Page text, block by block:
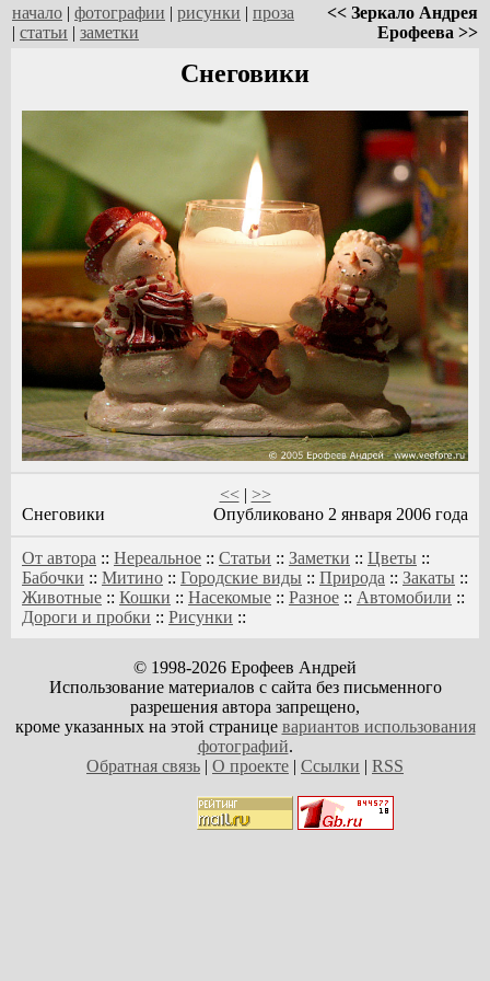
начало | фотографии | рисунки | проза
| статьи | заметки
<< Зеркало Андрея
Ерофеева >>
Снеговики
<<| >>
Снеговики
Опубликовано 2 января 2006 года
От автора :: Нереальное :: Статьи :: Заметки :: Цветы ::
Бабочки :: Митино :: Городские виды :: Природа :: Закаты ::
Животные :: Кошки :: Насекомые :: Разное :: Автомобили ::
Дороги и пробки :: Рисунки ::
© 1998-2026 Ерофеев Андрей
Использование материалов с сайта без письменного
разрешения автора запрещено,
кроме указанных на этой странице вариантов использования
фотографий.
Обратная связь | О проекте | Ссылки | RSS